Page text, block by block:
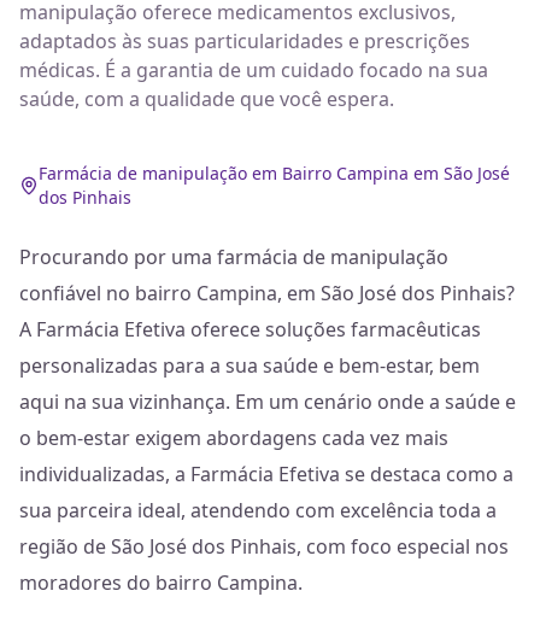
manipulação oferece medicamentos exclusivos,
adaptados às suas particularidades e prescrições
médicas. É a garantia de um cuidado focado na sua
saúde, com a qualidade que você espera.
Farmácia de manipulação em Bairro Campina em São José
dos Pinhais
Procurando por uma farmácia de manipulação
confiável no bairro Campina, em São José dos Pinhais?
A Farmácia Efetiva oferece soluções farmacêuticas
personalizadas para a sua saúde e bem-estar, bem
aqui na sua vizinhança. Em um cenário onde a saúde e
o bem-estar exigem abordagens cada vez mais
individualizadas, a Farmácia Efetiva se destaca como a
sua parceira ideal, atendendo com excelência toda a
região de São José dos Pinhais, com foco especial nos
moradores do bairro Campina.